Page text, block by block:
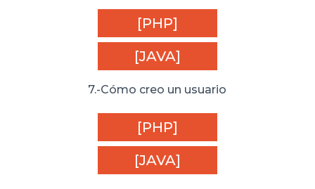
[PHP]
[JAVA]
7.-Cómo creo un usuario
[PHP]
[JAVA]